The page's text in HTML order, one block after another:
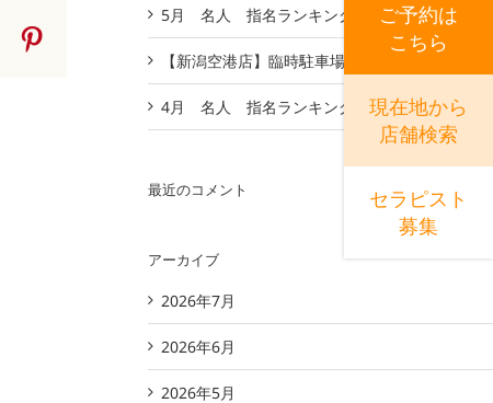
Tumblr
5月 名人 指名ランキング
【新潟空港店】臨時駐車場のお知らせ
4月 名人 指名ランキング
最近のコメント
アーカイブ
2026年7月
2026年6月
2026年5月
ご予約は
こちら
現在地から
店舗検索
セラピスト
募集